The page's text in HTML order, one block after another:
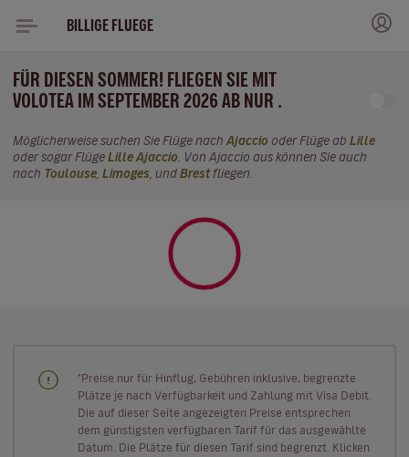
BILLIGE FLUEGE
FÜR DIESEN SOMMER! FLIEGEN SIE MIT
VOLOTEA IM SEPTEMBER 2026 AB NUR .
Möglicherweise suchen Sie Flüge nach Ajaccio oder Flüge ab Lille
oder sogar Flüge Lille Ajaccio . Von Ajaccio aus können Sie auch
nach Toulouse Limoges , und Brestfliegen.
"Preise nur für Hinflug, Gebühren inklusive, begrenzte
Plätze je nach Verfügbarkeit und Zahlung mit Visa Debit.
Die auf dieser Seite angezeigten Preise entsprechen
dem günstigsten verfügbaren Tarif für das ausgewählte
Datum. Die Plätze für diesen Tarif sind begrenzt. Klicken